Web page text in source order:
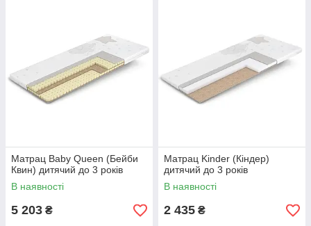
Матрац Baby Queen (Бейби
Квин) дитячий до 3 років
В наявності
5 203 ₴
Матрац Kinder (Кіндер)
дитячий до 3 років
В наявності
2 435 ₴